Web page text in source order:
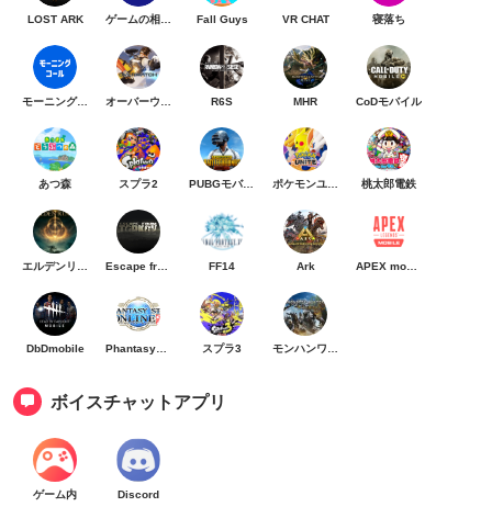
LOST ARK Fall Guys VR CHAT 寝落ち
モーニングコール R6S MHR CoDモバイル
あつ森 スプラ2 PUBGモバイル 桃太郎電鉄
FF14 Ark
DbDmobile スプラ3
ボイスチャットアプリ
ゲーム内 Discord